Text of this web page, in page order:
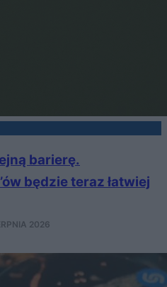
barierę.
będzie teraz łatwiej
2026